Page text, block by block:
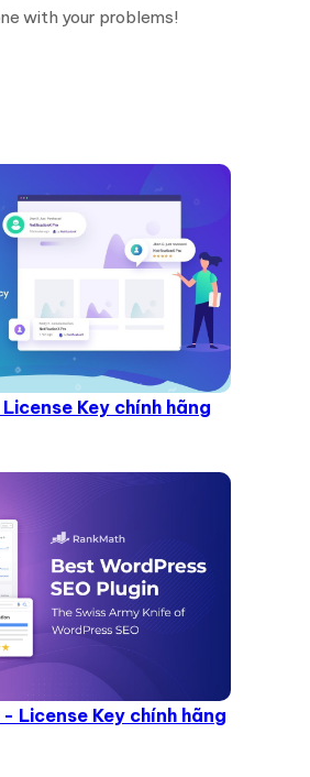
with your problems!
Key chính hãng
License Key chính hãng